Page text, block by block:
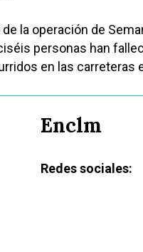
la operación de
personas han
en las carreteras
Enclm
Redes sociales: